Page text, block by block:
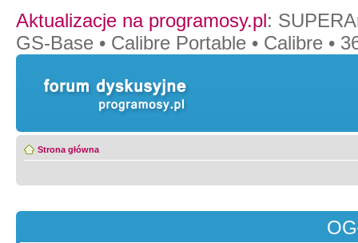
Aktualizacje na programosy.pl:
GS-Base • Calibre Portable • Calibre •
Strona główna